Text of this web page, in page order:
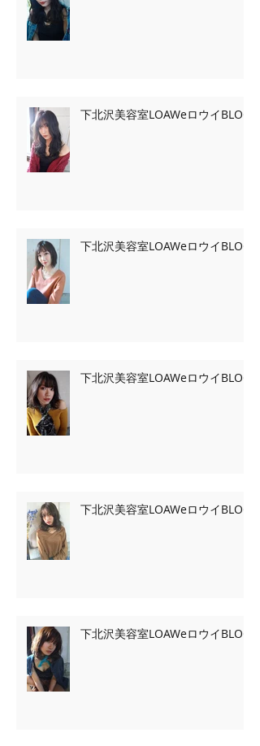
下北沢美容室LOAWeロウイBLOG
下北沢美容室LOAWeロウイBLOG
下北沢美容室LOAWeロウイBLOG
下北沢美容室LOAWeロウイBLOG
下北沢美容室LOAWeロウイBLOG